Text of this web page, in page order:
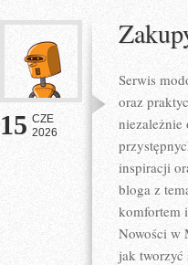
15 CZE
2026
Serwis
oraz
niezależnie
inspiracji
bloga z
komfortem
Nowości w
jak tworzyć